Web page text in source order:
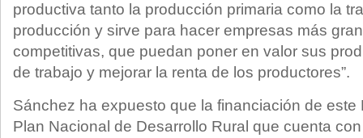
productiva tanto la producción primaria como la
producción y sirve para hacer empresas más
competitivas, que puedan poner en valor sus
de trabajo y mejorar la renta de los productores”.
Sánchez ha expuesto que la financiación de este
Plan Nacional de Desarrollo Rural que cuenta